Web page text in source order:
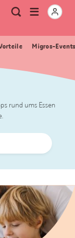
Meta
Navigation
Suche
Menu
öffnen
Migros-
rund ums Essen